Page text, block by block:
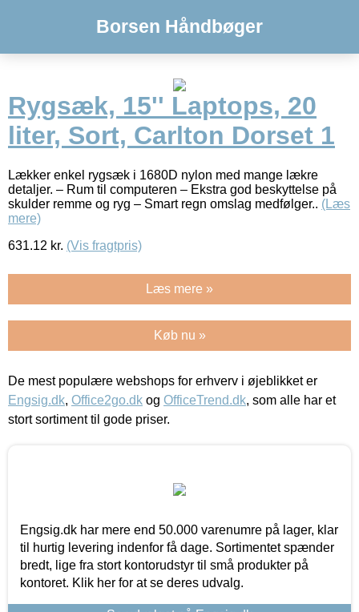
Borsen Håndbøger
Rygsæk, 15'' Laptops, 20
liter, Sort, Carlton Dorset 1
Lækker enkel rygsæk i 1680D nylon med mange lækre
detaljer. – Rum til computeren – Ekstra god beskyttelse på
skulder remme og ryg – Smart regn omslag medfølger.. (Læs
mere)
631.12 kr. (Vis fragtpris)
Læs mere »
Køb nu »
De mest populære webshops for erhverv i øjeblikket er
Engsig.dk, Office2go.dk og OfficeTrend.dk, som alle har et
stort sortiment til gode priser.
Engsig.dk har mere end 50.000 varenumre på lager, klar
til hurtig levering indenfor få dage. Sortimentet spænder
bredt, lige fra stort kontorudstyr til små produkter på
kontoret. Klik her for at se deres udvalg.